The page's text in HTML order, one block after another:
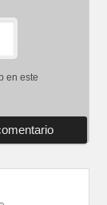
en este